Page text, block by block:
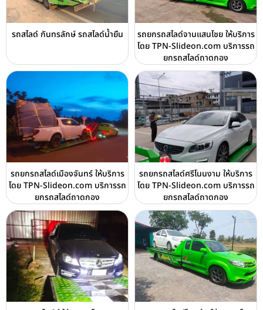
รถสไลด์ กันทรลักษ์ รถสไลด์น้ำยืน
รถยกรถสไลด์จานแสนไชย ให้บริการ
โดย TPN-Slideon.com บริการรถ
ยกรถสไลด์ถาดกอง
รถยกรถสไลด์เมืองจันทร์ ให้บริการ
โดย TPN-Slideon.com บริการรถ
ยกรถสไลด์ถาดกอง
รถยกรถสไลด์ศรีโนนงาม ให้บริการ
โดย TPN-Slideon.com บริการรถ
ยกรถสไลด์ถาดกอง